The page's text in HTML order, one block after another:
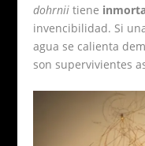
dohrnii tiene
invencibilidad. Si
agua se calienta
son supervivientes